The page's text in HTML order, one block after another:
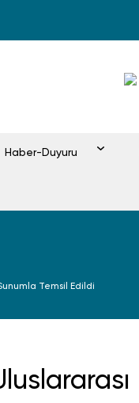
Haber-Duyuru
Temsil Edildi